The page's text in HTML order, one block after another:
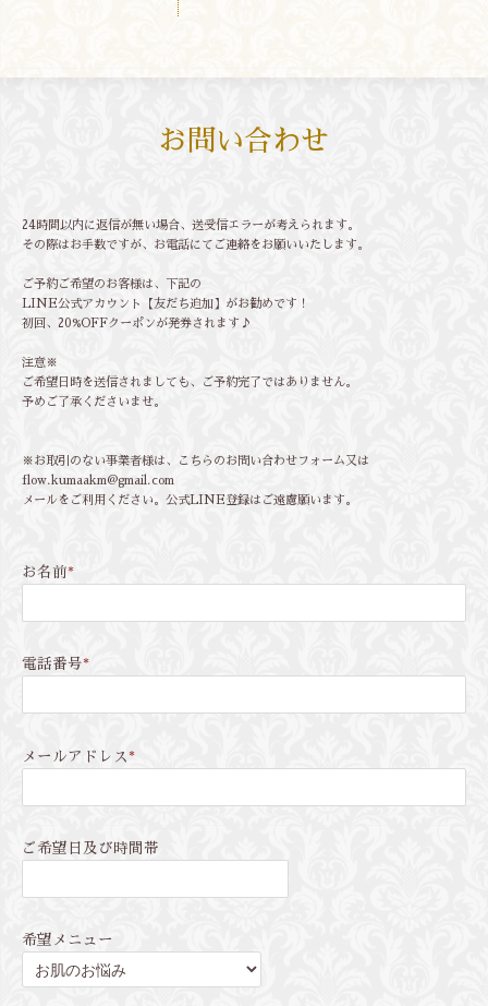
お問い合わせ
24時間以内に返信が無い場合、送受信エラーが考えられます。
その際はお手数ですが、お電話にてご連絡をお願いいたします。
ご予約ご希望のお客様は、下記の
LINE公式アカウント【友だち追加】がお勧めです！
初回、20%OFFクーポンが発券されます♪
注意※
ご希望日時を送信されましても、ご予約完了ではありません。
予めご了承くださいませ。
※お取引のない事業者様は、こちらのお問い合わせフォーム又は
flow.kumaakm@gmail.com
メールをご利用ください。公式LINE登録はご遠慮願います。
お名前*
電話番号*
メールアドレス *
ご希望日及び時間帯
希望メニュー